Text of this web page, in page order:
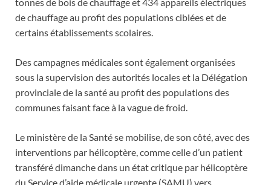
de chauffage au profit des populations ciblées et de
certains établissements scolaires.
Des campagnes médicales sont également organisées
sous la supervision des autorités locales et la Délégation
provinciale de la santé au profit des populations des
communes faisant face à la vague de froid.
Le ministère de la Santé se mobilise, de son côté, avec des
interventions par hélicoptère, comme celle d’un patient
transféré dimanche dans un état critique par hélicoptère
du Service d’aide médicale urgente (SAMU) vers